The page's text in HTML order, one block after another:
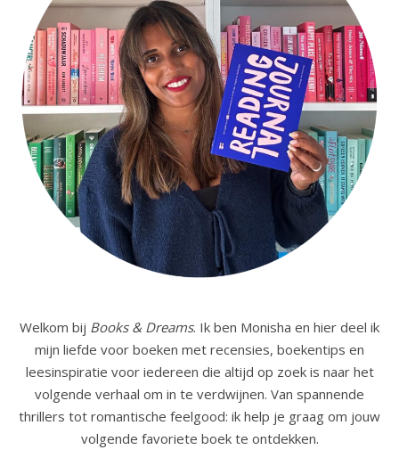
Welkom bij Books & Dreams. Ik ben Monisha en hier deel ik
mijn liefde voor boeken met recensies, boekentips en
leesinspiratie voor iedereen die altijd op zoek is naar het
volgende verhaal om in te verdwijnen. Van spannende
thrillers tot romantische feelgood: ik help je graag om jouw
volgende favoriete boek te ontdekken.